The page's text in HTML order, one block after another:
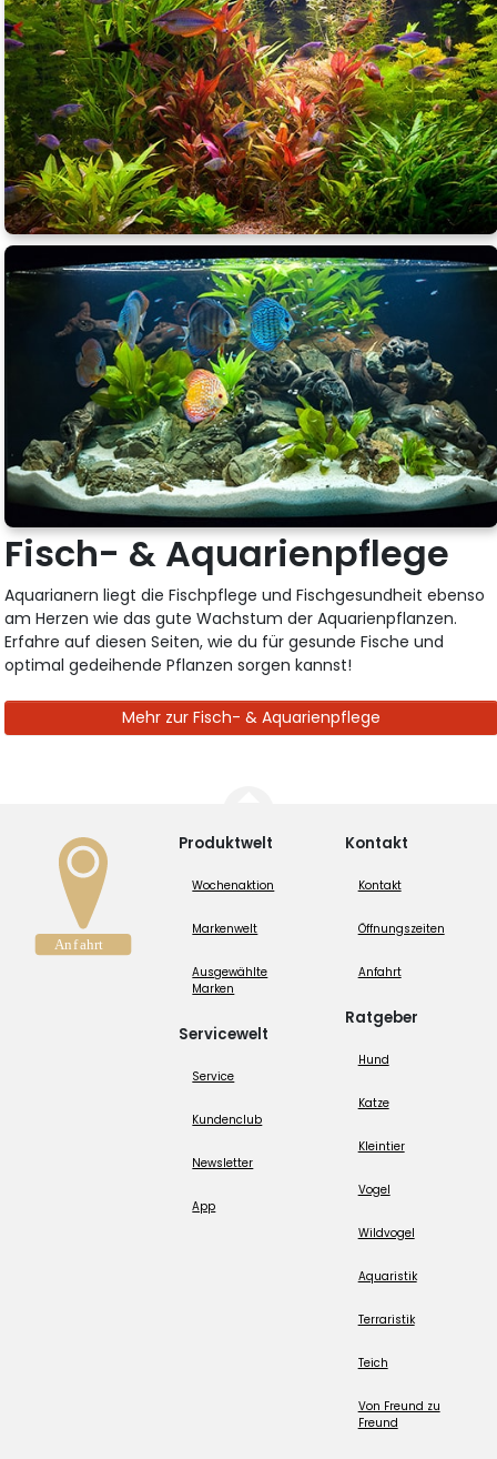
Fisch- & Aquarienpflege
Aquarianern liegt die Fischpflege und Fischgesundheit ebenso
am Herzen wie das gute Wachstum der Aquarienpflanzen.
Erfahre auf diesen Seiten, wie du für gesunde Fische und
optimal gedeihende Pflanzen sorgen kannst!
Mehr zur Fisch- & Aquarienpflege
Produktwelt
Wochenaktion
Markenwelt
Ausgewählte
Marken
Servicewelt
Service
Kundenclub
Newsletter
App
Kontakt
Kontakt
Öffnungszeiten
Anfahrt
Ratgeber
Hund
Katze
Kleintier
Vogel
Wildvogel
Aquaristik
Terraristik
Teich
Von Freund zu
Freund